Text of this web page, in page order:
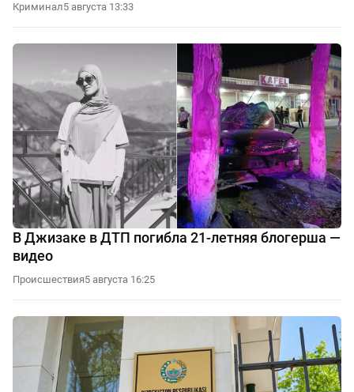
Криминал5 августа 13:33
В Джизаке в ДТП погибла 21-летняя блогерша —
видео
Происшествия5 августа 16:25